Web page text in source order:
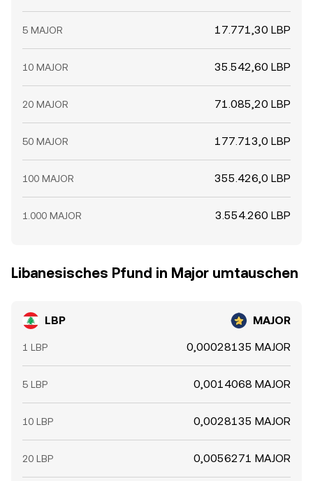
5 MAJOR 17.771,30 LBP
10 MAJOR 35.542,60 LBP
20 MAJOR 71.085,20 LBP
50 MAJOR 177.713,0 LBP
100 MAJOR 355.426,0 LBP
1.000 MAJOR 3.554.260 LBP
Libanesisches Pfund in Major umtauschen
LBP MAJOR
1 LBP 0,00028135 MAJOR
5 LBP 0,0014068 MAJOR
10 LBP 0,0028135 MAJOR
20 LBP 0,0056271 MAJOR